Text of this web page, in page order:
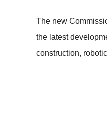
The new
the latest
construction,